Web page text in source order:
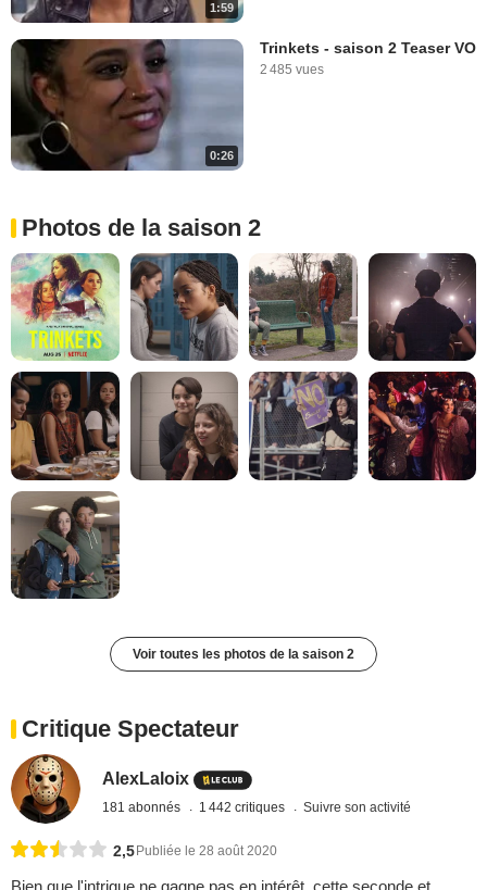
1:59
0:26
Trinkets - saison 2 Teaser VO
2 485 vues
Photos de la saison 2
Voir toutes les photos de la saison 2
Critique Spectateur
AlexLaloix
181 abonnés 1 442 critiques Suivre son activité
2,5 Publiée le 28 août 2020